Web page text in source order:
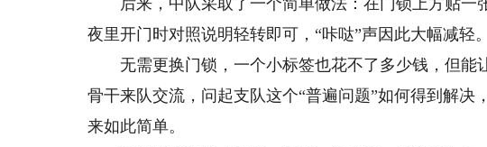
后来，中队采取了一个简单做法：在门锁上方贴一
夜里开门时对照说明轻转即可，“咔哒”声因此大幅减轻。
无需更换门锁，一个小标签也花不了多少钱，但能
骨干来队交流，问起支队这个“普遍问题”如何得到解决
来如此简单。